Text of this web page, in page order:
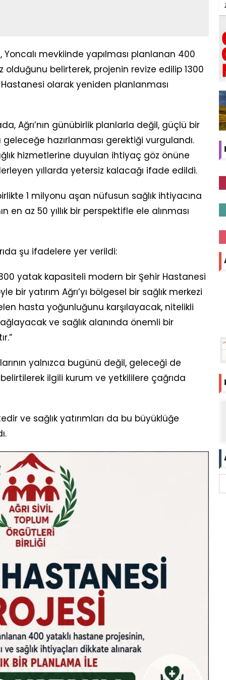
Yoncalı mevkiinde yapılması planlanan 400
belirterek, projenin revize edilip 1300
olarak yeniden planlanması
Ağrı’nın günübirlik planlarla değil, güçlü bir
hazırlanması gerektiği vurgulandı.
hizmetlerine duyulan ihtiyaç göz önüne
yıllarda yetersiz kalacağı ifade edildi.
1 milyonu aşan nüfusun sağlık ihtiyacına
en az 50 yıllık bir perspektifle ele alınması
şu ifadelere yer verildi:
yatak kapasiteli modern bir Şehir Hastanesi
bir yatırım Ağrı’yı bölgesel bir sağlık merkezi
hasta yoğunluğunu karşılayacak, nitelikli
ve sağlık alanında önemli bir
yalnızca bugünü değil, geleceği de
ilgili kurum ve yetkililere çağrıda
ve sağlık yatırımları da bu büyüklüğe